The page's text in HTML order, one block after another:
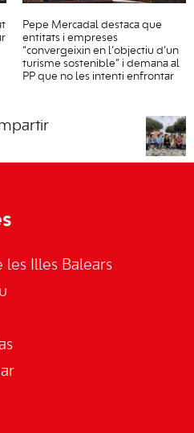
Pepe Mercadal destaca que
entitats i empreses
“convergeixin en l’objectiu d’un
turisme sostenible” i demana al
PP que no les intenti enfrontar
les Illes Balears